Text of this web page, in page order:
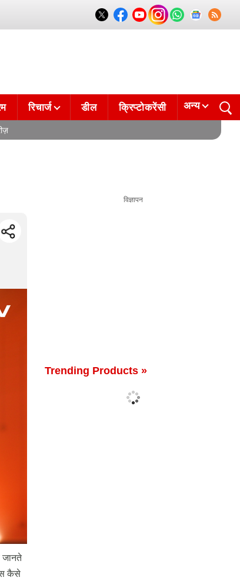
रिचार्ज डील क्रिप्टोकरेंसी अन्य
जानते
कैसे
विज्ञापन
Trending Products »